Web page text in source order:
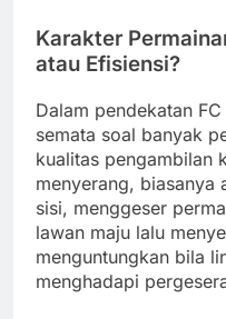
Karakter
atau Efisiensi?
Dalam pendekatan
semata soal banyak
kualitas pengambilan
menyerang, biasanya
sisi, menggeser
lawan maju lalu
menguntungkan bila
menghadapi